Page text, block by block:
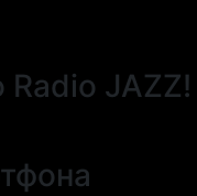
Radio JAZZ!